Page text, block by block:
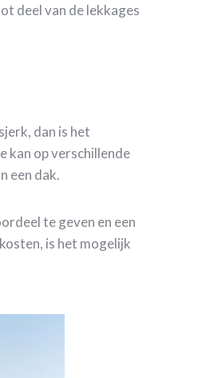
deel van de lekkages
dan is het
kan op verschillende
een dak.
te geven en een
is het mogelijk